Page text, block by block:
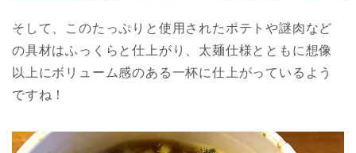
そして、このたっぷりと使用されたポテトや謎肉など
の具材はふっくらと仕上がり、太麺仕様とともに想像
以上にボリューム感のある一杯に仕上がっているよう
ですね！